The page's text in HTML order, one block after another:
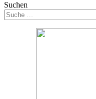
Suchen